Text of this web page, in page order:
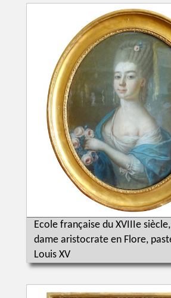
Ecole française du XVIIIe
dame aristocrate en Flore,
Louis XV